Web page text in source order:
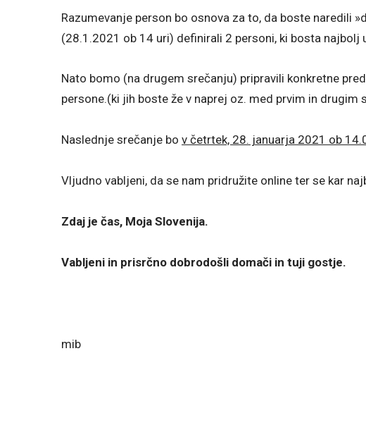
Razumevanje person bo osnova za to, da boste naredili
(28.1.2021 ob 14 uri) definirali 2 personi, ki bosta najbolj
Nato bomo (na drugem srečanju) pripravili konkretne
persone.(ki jih boste že v naprej oz. med prvim in drugim
Naslednje srečanje bo v četrtek, 28. januarja 2021 ob
Vljudno vabljeni, da se nam pridružite online ter se kar
Zdaj je čas, Moja Slovenija.
Vabljeni in prisrčno dobrodošli domači in tuji gostje.
mib